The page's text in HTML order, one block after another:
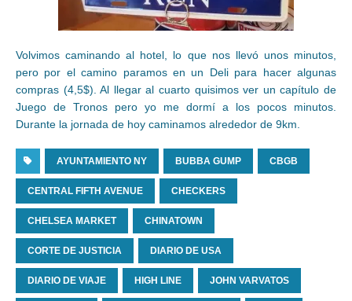
Volvimos caminando al hotel, lo que nos llevó unos minutos,
pero por el camino paramos en un Deli para hacer algunas
compras (4,5$). Al llegar al cuarto quisimos ver un capítulo de
Juego de Tronos pero yo me dormí a los pocos minutos.
Durante la jornada de hoy caminamos alrededor de 9km.
AYUNTAMIENTO NY BUBBA GUMP CBGB
CENTRAL FIFTH AVENUE CHECKERS
CHELSEA MARKET CHINATOWN
CORTE DE JUSTICIA DIARIO DE USA
DIARIO DE VIAJE HIGH LINE JOHN VARVATOS